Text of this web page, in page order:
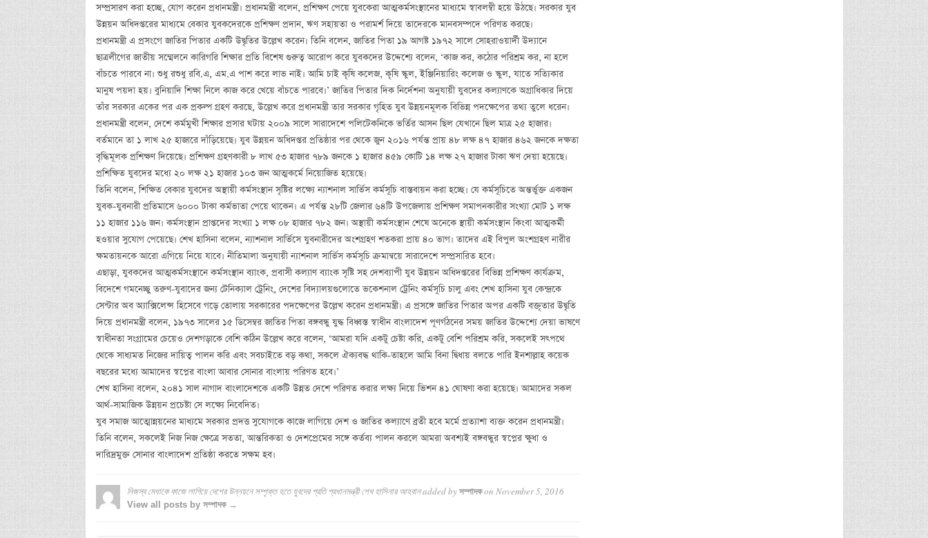
সম্প্রসারণ করা হচ্ছে, যোগ করেন প্রধানমন্ত্রী। প্রধানমন্ত্রী বলেন, প্রশিক্ষণ পেয়ে যুবকেরা আত্মকর্মসংস্থানের মাধ্যমে স্বাবলম্বী হয়ে উঠছে। সরকার যুব
উন্নয়ন অধিদপ্তরের মাধ্যমে বেকার যুবকদেরকে প্রশিক্ষণ প্রদান, ঋণ সহায়তা ও পরামর্শ দিয়ে তাদেরকে মানবসম্পদে পরিণত করছে।
প্রধানমন্ত্রী এ প্রসংগে জাতির পিতার একটি উদ্বৃতির উল্লেখ করেন। তিনি বলেন, জাতির পিতা ১৯ আগষ্ট ১৯৭২ সালে সোহরাওয়ার্দী উদ্যানে
ছাত্রলীগের জাতীয় সম্মেলনে কারিগরি শিক্ষার প্রতি বিশেষ গুরুত্ব আরোপ করে যুবকদের উদ্দেশ্যে বলেন, ‘কাজ কর, কঠোর পরিশ্রম কর, না হলে
বাঁচতে পারবে না। শুধু রশুধু রবি.এ, এম.এ পাশ করে লাভ নাই। আমি চাই কৃষি কলেজ, কৃষি স্কুল, ইঞ্জিনিয়ারিং কলেজ ও স্কুল, যাতে সত্যিকার
মানুষ পয়দা হয়। বুনিয়াদি শিক্ষা নিলে কাজ করে খেয়ে বাঁচতে পারবে।’ জাতির পিতার দিক নির্দেশনা অনুযায়ী যুবদের কল্যাণকে অগ্রাধিকার দিয়ে
তাঁর সরকার একের পর এক প্রকল্প গ্রহণ করছে, উল্লেখ করে প্রধানমন্ত্রী তার সরকার গৃহিত যুব উন্নয়নমূলক বিভিন্ন পদক্ষেপের তথ্য তুলে ধরেন।
প্রধানমন্ত্রী বলেন, দেশে কর্মমুখী শিক্ষার প্রসার ঘটায় ২০০৯ সালে সারাদেশে পলিটেকনিকে ভর্তির আসন ছিল যেখানে ছিল মাত্র ২৫ হাজার।
বর্তমানে তা ১ লাখ ২৫ হাজারে দাঁড়িয়েছে। যুব উন্নয়ন অধিদপ্তর প্রতিষ্ঠার পর থেকে জুন ২০১৬ পর্যন্ত প্রায় ৪৮ লক্ষ ৪৭ হাজার ৪৬২ জনকে দক্ষতা
বৃদ্ধিমূলক প্রশিক্ষণ দিয়েছে। প্রশিক্ষণ গ্রহণকারী ৮ লাখ ৫৩ হাজার ৭৮৯ জনকে ১ হাজার ৪৫৯ কোটি ১৪ লক্ষ ২৭ হাজার টাকা ঋণ দেয়া হয়েছে।
প্রশিক্ষিত যুবদের মধ্যে ২০ লক্ষ ২১ হাজার ১০৩ জন আত্মকর্মে নিয়োজিত হয়েছে।
তিনি বলেন, শিক্ষিত বেকার যুবদের অস্থায়ী কর্মসংস্থান সৃষ্টির লক্ষ্যে ন্যাশনাল সার্ভিস কর্মসূচি বাস্তবায়ন করা হচ্ছে। যে কর্মসূচিতে অন্তর্ভুক্ত একজন
যুবক-যুবনারী প্রতিমাসে ৬০০০ টাকা কর্মভাতা পেয়ে থাকেন। এ পর্যন্ত ২৮টি জেলার ৬৪টি উপজেলায় প্রশিক্ষণ সমাপনকারীর সংখ্যা মোট ১ লক্ষ
১১ হাজার ১১৬ জন। কর্মসংস্থান প্রাপ্তদের সংখ্যা ১ লক্ষ ০৮ হাজার ৭৮২ জন। অস্থায়ী কর্মসংস্থান শেষে অনেকে স্থায়ী কর্মসংস্থান কিংবা আত্মকর্মী
হওয়ার সুযোগ পেয়েছে। শেখ হাসিনা বলেন, ন্যাশনাল সার্ভিসে যুবনারীদের অংশগ্রহণ শতকরা প্রায় ৪০ ভাগ। তাদের এই বিপুল অংশগ্রহণ নারীর
ক্ষমতায়নকে আরো এগিয়ে নিয়ে যাবে। নীতিমালা অনুযায়ী ন্যাশনাল সার্ভিস কর্মসূচি ক্রমান্বয়ে সারাদেশে সম্প্রসারিত হবে।
এছাড়া, যুবকদের আত্মকর্মসংস্থানে কর্মসংস্থান ব্যাংক, প্রবাসী কল্যাণ ব্যাংক সৃষ্টি সহ দেশব্যাপী যুব উন্নয়ন অধিদপ্তরের বিভিন্ন প্রশিক্ষণ কার্যক্রম,
বিদেশে গমনেচ্ছু তরুণ-যুবাদের জন্য টেনিক্যাল ট্রেনিং, দেশের বিদ্যালয়গুলোতে ভকেশনাল ট্রেনিং কর্মসূচি চালু এবং শেখ হাসিনা যুব কেন্দ্রকে
সেন্টার অব অ্যাক্সিলেন্স হিসেবে গড়ে তোলায় সরকারের পদক্ষেপের উল্লেখ করেন প্রধানমন্ত্রী। এ প্রসঙ্গে জাতির পিতার অপর একটি বক্তৃতার উদ্বৃতি
দিয়ে প্রধানমন্ত্রী বলেন, ১৯৭৩ সালের ১৫ ডিসেম্বর জাতির পিতা বঙ্গবন্ধু যুদ্ধ বিধ্বস্ত স্বাধীন বাংলাদেশ পূণর্গঠনের সময় জাতির উদ্দেশ্যে দেয়া ভাষণে
স্বাধীনতা সংগ্রামের চেয়েও দেশগড়াকে বেশি কঠিন উল্লেখ করে বলেন, ‘আমরা যদি একটু চেষ্টা করি, একটু বেশি পরিশ্রম করি, সকলেই সৎপথে
থেকে সাধ্যমত নিজের দায়িত্ব পালন করি এবং সবচাইতে বড় কথা, সকলে ঐক্যবদ্ধ থাকি-তাহলে আমি বিনা দ্বিধায় বলতে পারি ইনশাল্লাহ কয়েক
বছরের মধ্যে আমাদের স্বপ্নের বাংলা আবার সোনার বাংলায় পরিণত হবে।’
শেখ হাসিনা বলেন, ২০৪১ সাল নাগাদ বাংলাদেশকে একটি উন্নত দেশে পরিণত করার লক্ষ্য নিয়ে ভিশন ৪১ ঘোষণা করা হয়েছে। আমাদের সকল
আর্থ-সামাজিক উন্নয়ন প্রচেষ্টা সে লক্ষ্যে নিবেদিত।
যুব সমাজ আত্মোন্নয়নের মাধ্যমে সরকার প্রদত্ত সুযোগকে কাজে লাগিয়ে দেশ ও জাতির কল্যাণে ব্রতী হবে মর্মে প্রত্যাশা ব্যক্ত করেন প্রধানমন্ত্রী।
তিনি বলেন, সকলেই নিজ নিজ ক্ষেত্রে সততা, আন্তরিকতা ও দেশপ্রেমের সঙ্গে কর্তব্য পালন করলে আমরা অবশ্যই বঙ্গবন্ধুর স্বপ্নের ক্ষুধা ও
দারিদ্রমুক্ত সোনার বাংলাদেশ প্রতিষ্ঠা করতে সক্ষম হব।
নিজস্ব মেধাকে কাজে লাগিয়ে দেশের উন্নয়নে সম্পৃক্ত হতে যুবদের প্রতি প্রধানমন্ত্রী শেখ হাসিনার আহবানadded by সম্পাদকon November 5, 2016
View all posts by সম্পাদক →